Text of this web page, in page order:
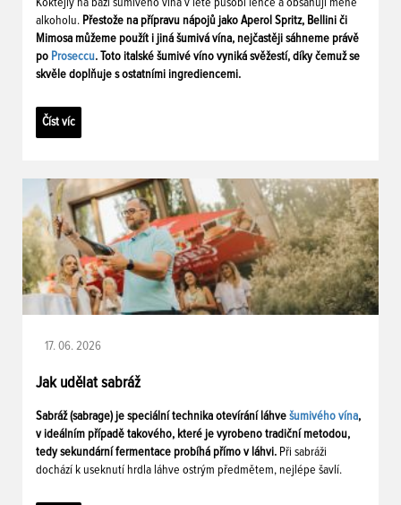
alkoholu. Přestože na přípravu nápojů jako Aperol Spritz, Bellini či
Mimosa můžeme použít i jiná šumivá vína, nejčastěji sáhneme právě
po Proseccu. Toto italské šumivé víno vyniká svěžestí, díky čemuž se
skvěle doplňuje s ostatními ingrediencemi.
Číst víc
17. 06. 2026
Jak udělat sabráž
Sabráž (sabrage) je speciální technika otevírání láhve šumivého vína,
v ideálním případě takového, které je vyrobeno tradiční metodou,
tedy sekundární fermentace probíhá přímo v láhvi. Při sabráži
dochází k useknutí hrdla láhve ostrým předmětem, nejlépe šavlí.